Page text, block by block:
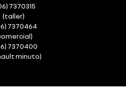
7370315
(taller)
7370464
7370400
minuto)